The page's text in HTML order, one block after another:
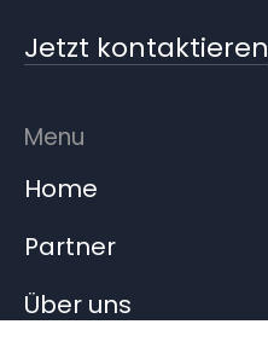
Jetzt kontaktieren
Menu
Home
Partner
Über uns